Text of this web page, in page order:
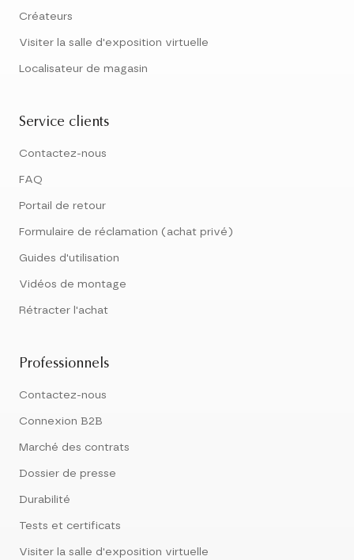
Créateurs
Visiter la salle d'exposition virtuelle
Localisateur de magasin
Service clients
Contactez-nous
FAQ
Portail de retour
Formulaire de réclamation (achat privé)
Guides d'utilisation
Vidéos de montage
Rétracter l'achat
Professionnels
Contactez-nous
Connexion B2B
Marché des contrats
Dossier de presse
Durabilité
Tests et certificats
Visiter la salle d'exposition virtuelle